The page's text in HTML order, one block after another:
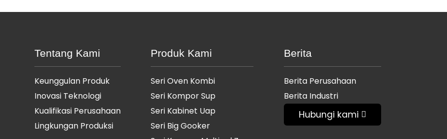
Tentang Kami
Keunggulan Produk
Inovasi Teknologi
Kualifikasi Perusahaan
Lingkungan Produksi
Produk Kami
Seri Oven Kombi
Seri Kompor Sup
Seri Kabinet Uap
Seri Big Gooker
Berita
Berita Perusahaan
Berita Industri
Hubungi kami